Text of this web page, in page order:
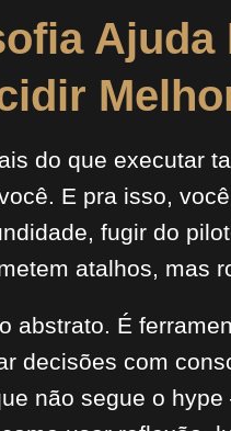
do que executar
E pra isso,
fugir do
atalhos, mas
abstrato. É
decisões com
não segue o